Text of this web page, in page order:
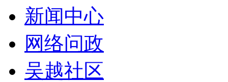
新闻中心
网络问政
吴越社区